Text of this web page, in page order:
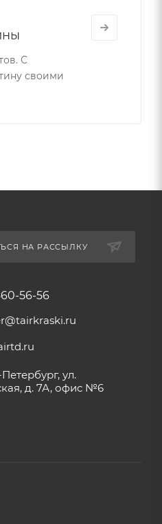
С
своими
НА РАССЫЛКУ
56-56
ул.
д. 7А, офис №6